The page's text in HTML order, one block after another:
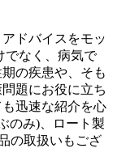
ドバイスをモッ
でなく、病気で
の疾患や、そも
題にお役に立ち
迅速な紹介を心
のみ)、ロート製
の取扱いもござ